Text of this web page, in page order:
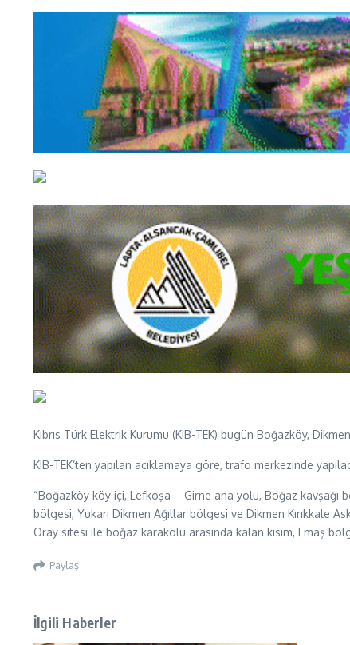
Kıbrıs Türk Elektrik Kurumu (KIB-TEK) bugün Boğazköy,
KIB-TEK’ten yapılan açıklamaya göre, trafo merkezinde
“Boğazköy köy içi, Lefkoşa – Girne ana yolu, Boğaz kavşağı
bölgesi, Yukarı Dikmen Ağıllar bölgesi ve Dikmen Kırıkkale
Oray sitesi ile boğaz karakolu arasında kalan kısım, Emaş
Paylaş
İlgili Haberler